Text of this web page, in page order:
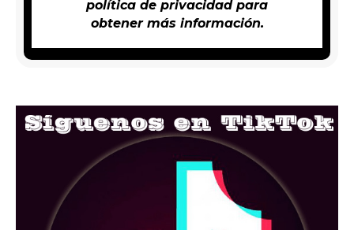
política de privacidadpara
obtener más información.